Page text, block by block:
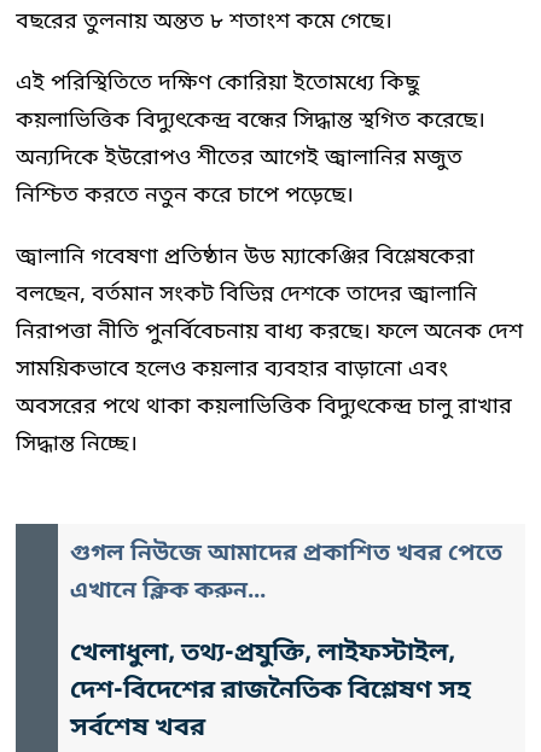
বছরের তুলনায় অন্তত ৮ শতাংশ কমে গেছে।
এই পরিস্থিতিতে দক্ষিণ কোরিয়া ইতোমধ্যে কিছু
কয়লাভিত্তিক বিদ্যুৎকেন্দ্র বন্ধের সিদ্ধান্ত স্থগিত করেছে।
অন্যদিকে ইউরোপও শীতের আগেই জ্বালানির মজুত
নিশ্চিত করতে নতুন করে চাপে পড়েছে।
জ্বালানি গবেষণা প্রতিষ্ঠান উড ম্যাকেঞ্জির বিশ্লেষকেরা
বলছেন, বর্তমান সংকট বিভিন্ন দেশকে তাদের জ্বালানি
নিরাপত্তা নীতি পুনর্বিবেচনায় বাধ্য করছে। ফলে অনেক দেশ
সাময়িকভাবে হলেও কয়লার ব্যবহার বাড়ানো এবং
অবসরের পথে থাকা কয়লাভিত্তিক বিদ্যুৎকেন্দ্র চালু রাখার
সিদ্ধান্ত নিচ্ছে।
গুগল নিউজে আমাদের প্রকাশিত খবর পেতে
এখানে ক্লিক করুন...
খেলাধুলা, তথ্য-প্রযুক্তি, লাইফস্টাইল,
দেশ-বিদেশের রাজনৈতিক বিশ্লেষণ সহ
সর্বশেষ খবর